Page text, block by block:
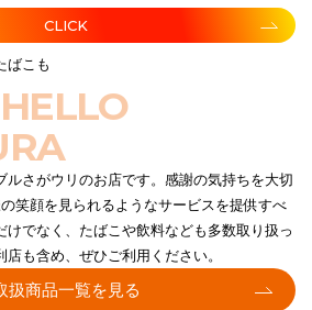
CLICK
ばこも
HELLO
ルさがウリのお店です。感謝の気持ちを大切
笑顔を見られるようなサービスを提供すべ
けでなく、たばこや飲料なども多数取り扱っ
も含め、ぜひご利用ください。
扱商品一覧を見る